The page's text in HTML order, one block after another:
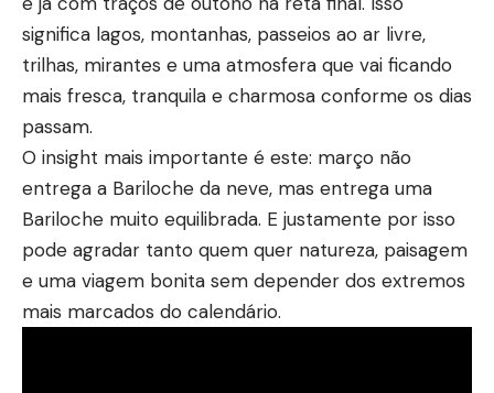
significa lagos, montanhas, passeios ao ar livre,
trilhas, mirantes e uma atmosfera que vai ficando
mais fresca, tranquila e charmosa conforme os dias
passam.
O insight mais importante é este: março não
entrega a Bariloche da neve, mas entrega uma
Bariloche muito equilibrada. E justamente por isso
pode agradar tanto quem quer natureza, paisagem
e uma viagem bonita sem depender dos extremos
mais marcados do calendário.